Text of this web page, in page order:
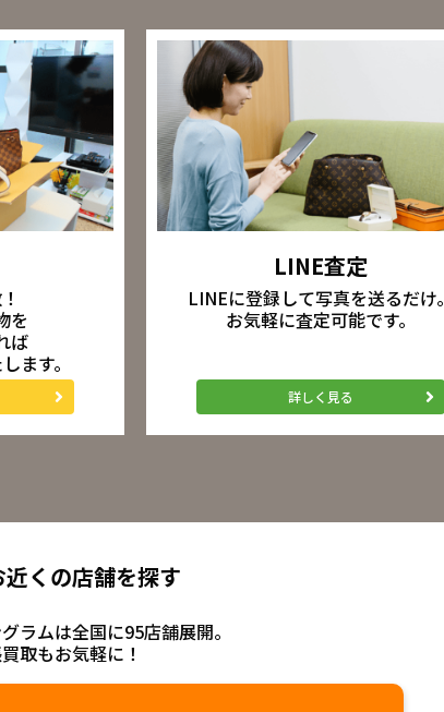
を
ば
ます。
LINE査定
LINEに登録して写真を送るだけ。
お気軽に査定可能です。
詳しく見る
近くの店舗を探す
ラムは全国に95店舗展開。
取もお気軽に！